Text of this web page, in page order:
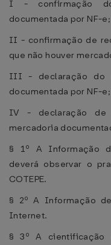
I - confirmação
documentada por NF-e;
II - confirmação de
que não houver
III - declaração do
documentada por NF-e;
IV - declaração de
mercadoria
§ 1º A Informação
deverá observar o
COTEPE.
§ 2º A Informação
Internet.
§ 3º A cientificação